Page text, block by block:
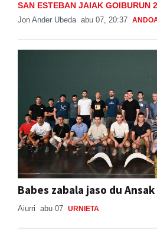
SAN ESTEBAN JAIAK GOIBURUN
Jon Ander Ubeda abu 07, 20:37
Babes zabala jaso du Ansak
Aiurri abu 07 URNIETA